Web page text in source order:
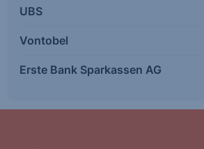
UBS
Vontobel
Erste Bank Sparkassen AG